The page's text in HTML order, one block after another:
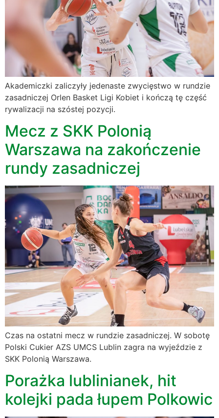
Akademiczki zaliczyły jedenaste zwycięstwo w rundzie
zasadniczej Orlen Basket Ligi Kobiet i kończą tę część
rywalizacji na szóstej pozycji.
Mecz z SKK Polonią
Warszawa na zakończenie
rundy zasadniczej
Czas na ostatni mecz w rundzie zasadniczej. W sobotę
Polski Cukier AZS UMCS Lublin zagra na wyjeździe z
SKK Polonią Warszawa.
Porażka lublinianek, hit
kolejki pada łupem Polkowic